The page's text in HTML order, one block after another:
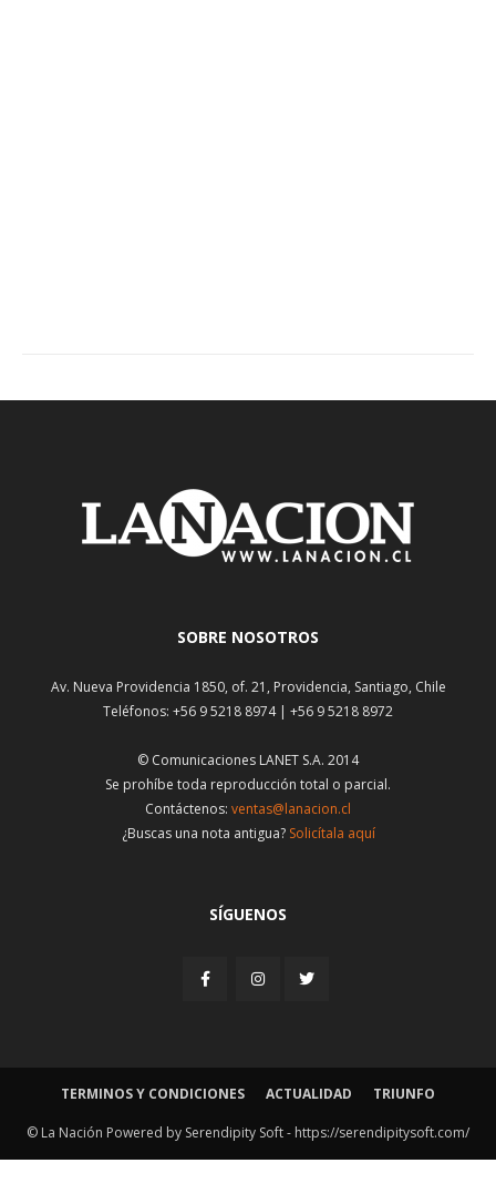
SOBRE NOSOTROS
Av. Nueva Providencia 1850, of. 21, Providencia, Santiago, Chile
Teléfonos: +56 9 5218 8974 | +56 9 5218 8972
© Comunicaciones LANET S.A. 2014
Se prohíbe toda reproducción total o parcial.
Contáctenos: ventas@lanacion.cl
¿Buscas una nota antigua? Solicítala aquí
SÍGUENOS
TERMINOS Y CONDICIONES ACTUALIDAD TRIUNFO
© La Nación Powered by Serendipity Soft - https://serendipitysoft.com/